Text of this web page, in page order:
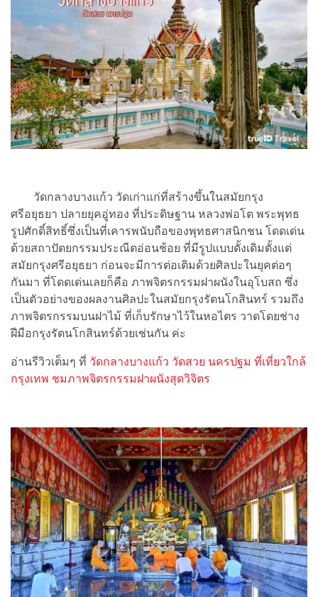
วัดกลางบางแก้ว วัดเก่าแก่ที่สร้างขึ้นในสมัยกรุง
ศรีอยุธยา ปลายยุคอู่ทอง ที่ประดิษฐาน หลวงพ่อโต พระพุทธ
รูปศักดิ์สิทธิ์ซึ่งเป็นที่เคารพนับถือของพุทธศาสนิกชน โดดเด่น
ด้วยสถาปัตยกรรมประณีตอ่อนช้อย ที่มีรูปแบบดั้งเดิมตั้งแต่
สมัยกรุงศรีอยุธยา ก่อนจะมีการต่อเติมด้วยศิลปะในยุคต่อๆ
กันมา ที่โดดเด่นเลยก็คือ ภาพจิตรกรรมฝาผนังในอุโบสถ ซึ่ง
เป็นตัวอย่างของผลงานศิลปะในสมัยกรุงรัตนโกสินทร์ รวมถึง
ภาพจิตรกรรมบนฝาไม้ ที่เก็บรักษาไว้ในหอไตร วาดโดยช่าง
ฝีมือกรุงรัตนโกสินทร์ด้วยเช่นกัน ค่ะ
อ่านรีวิวเต็มๆ ที่ วัดกลางบางแก้ว วัดสวย นครปฐม ที่เที่ยวใกล้
กรุงเทพ ชมภาพจิตรกรรมฝาผนังสุดวิจิตร